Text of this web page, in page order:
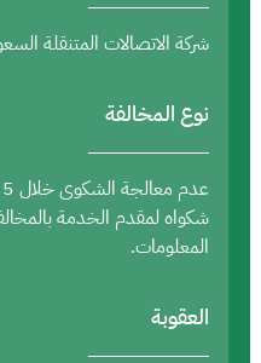
شركة الاتصالات المتنقلة
نوع المخالفة
شكواه لمقدم الخدمة
المعلومات.
العقوبة